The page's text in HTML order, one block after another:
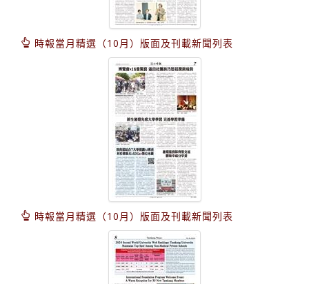
時報當月精選（10月）版面及刊載新聞列表
時報當月精選（10月）版面及刊載新聞列表